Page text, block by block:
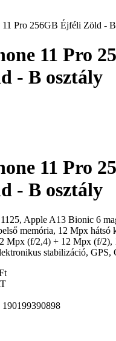
11 Pro 256GB Éjféli Zöld -
11 Pro
- B osztály
11 Pro
- B osztály
Apple A13 Bionic 6
memória, 12 Mpx hátsó
Mpx (f/2,4) + 12 Mpx (f/2),
stabilizáció, GPS,
190199390898